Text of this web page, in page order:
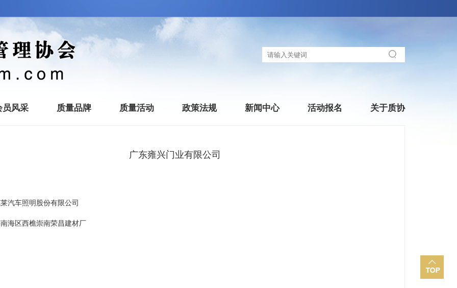
员风采 质量品牌 质量活动 政策法规 新闻中心 活动报名 关于质协
广东雍兴门业有限公司
汽车照明股份有限公司
海区西樵崇南荣昌建材厂